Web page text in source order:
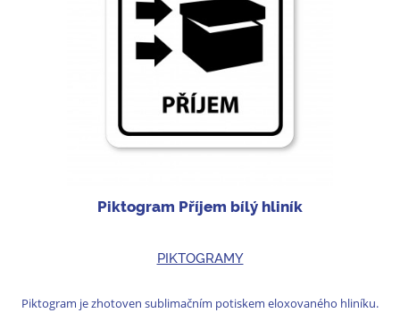
Piktogram Příjem bílý hliník
PIKTOGRAMY
Piktogram je zhotoven sublimačním potiskem eloxovaného hliníku.